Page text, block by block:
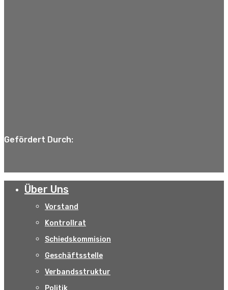
Gefördert Durch:
Über Uns
Vorstand
Kontrollrat
Schiedskommision
Geschäftsstelle
Verbandsstruktur
Politik